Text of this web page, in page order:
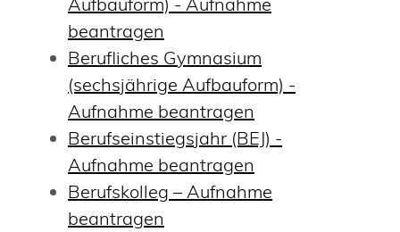
beantragen
Berufliches Gymnasium
(sechsjährige Aufbauform) -
Aufnahme beantragen
Berufseinstiegsjahr (BEJ) -
Aufnahme beantragen
Berufskolleg – Aufnahme
beantragen